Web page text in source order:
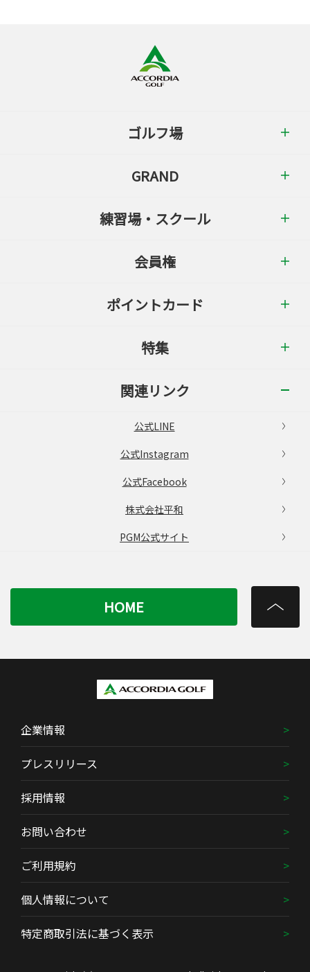
ゴルフ場
GRAND
練習場・スクール
会員権
ポイントカード
特集
関連リンク
公式LINE
公式Instagram
公式Facebook
株式会社平和
PGM公式サイト
HOME
企業情報
プレスリリース
採用情報
お問い合わせ
ご利用規約
個人情報について
特定商取引法に基づく表示